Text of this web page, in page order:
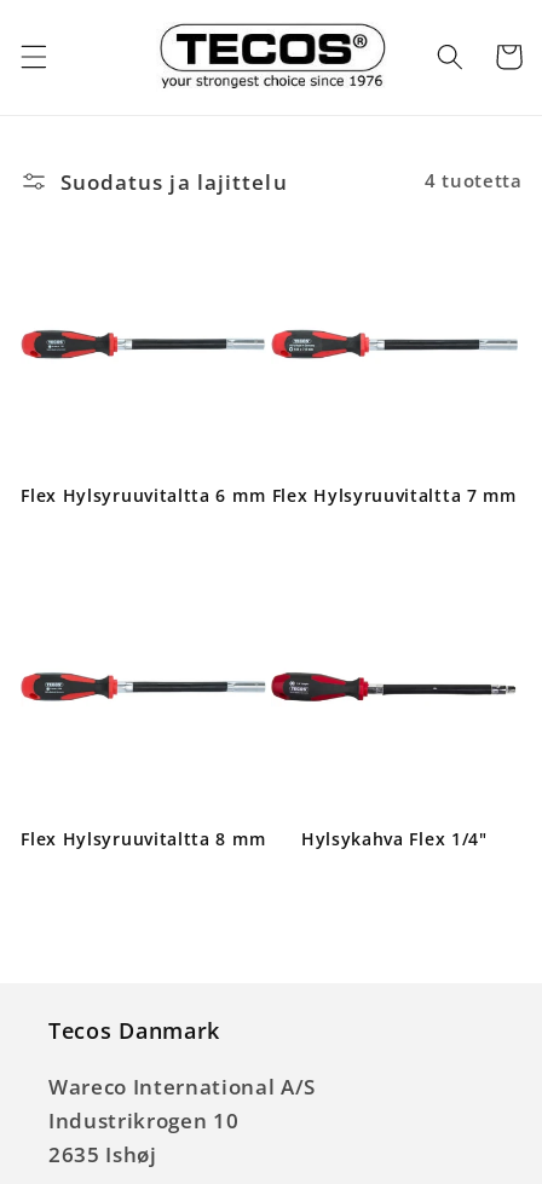
sisältöön
Suodatus ja lajittelu 4 tuotetta
Flex Hylsyruuvitaltta 6 mm Flex Hylsyruuvitaltta 7 mm
Flex Hylsyruuvitaltta 8 mm Hylsykahva Flex 1/4"
Tecos Danmark
Wareco International A/S
Industrikrogen 10
2635 Ishøj